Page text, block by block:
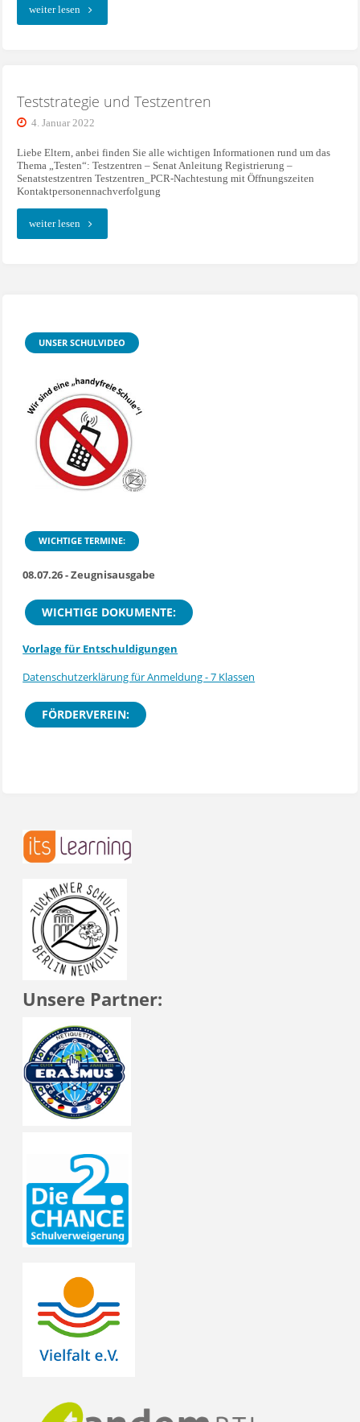
weiter lesen""
Teststrategie und Testzentren
4. Januar 2022
Liebe Eltern, anbei finden Sie alle wichtigen Informationen rund um das
Thema „Testen“: Testzentren – Senat Anleitung Registrierung –
Senatstestzentren Testzentren_PCR-Nachtestung mit Öffnungszeiten
Kontaktpersonennachverfolgung
weiter lesen"Teststrategie
UNSER SCHULVIDEO
WICHTIGE TERMINE:
08.07.26 - Zeugnisausgabe
WICHTIGE DOKUMENTE:
Vorlage für Entschuldigungen
Datenschutzerklärung für Anmeldung - 7 Klassen
FÖRDERVEREIN:
Unsere Partner: